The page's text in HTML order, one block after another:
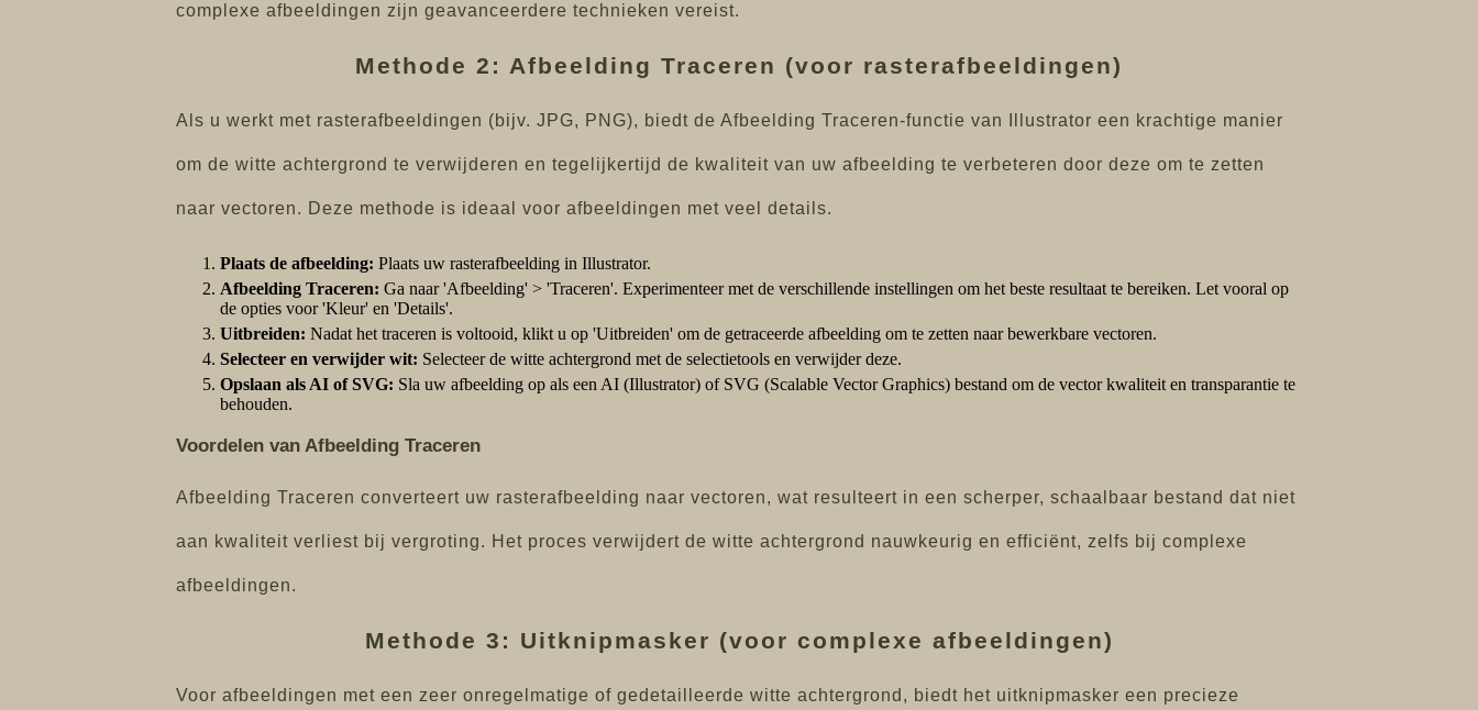
complexe afbeeldingen zijn geavanceerdere technieken vereist.
Methode 2: Afbeelding Traceren (voor rasterafbeeldingen)
Als u werkt met rasterafbeeldingen (bijv. JPG, PNG), biedt de Afbeelding Traceren-functie van Illustrator een krachtige manier
om de witte achtergrond te verwijderen en tegelijkertijd de kwaliteit van uw afbeelding te verbeteren door deze om te zetten
naar vectoren. Deze methode is ideaal voor afbeeldingen met veel details.
Plaats de afbeelding: Plaats uw rasterafbeelding in Illustrator.
Afbeelding Traceren: Ga naar 'Afbeelding' > 'Traceren'. Experimenteer met de verschillende instellingen om het beste resultaat te bereiken. Let vooral op
de opties voor 'Kleur' en 'Details'.
Uitbreiden: Nadat het traceren is voltooid, klikt u op 'Uitbreiden' om de getraceerde afbeelding om te zetten naar bewerkbare vectoren.
Selecteer en verwijder wit: Selecteer de witte achtergrond met de selectietools en verwijder deze.
Opslaan als AI of SVG: Sla uw afbeelding op als een AI (Illustrator) of SVG (Scalable Vector Graphics) bestand om de vector kwaliteit en transparantie te
behouden.
Voordelen van Afbeelding Traceren
Afbeelding Traceren converteert uw rasterafbeelding naar vectoren, wat resulteert in een scherper, schaalbaar bestand dat niet
aan kwaliteit verliest bij vergroting. Het proces verwijdert de witte achtergrond nauwkeurig en efficiënt, zelfs bij complexe
afbeeldingen.
Methode 3: Uitknipmasker (voor complexe afbeeldingen)
Voor afbeeldingen met een zeer onregelmatige of gedetailleerde witte achtergrond, biedt het uitknipmasker een precieze